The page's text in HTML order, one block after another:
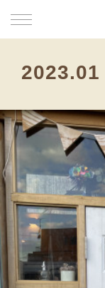
2023.01